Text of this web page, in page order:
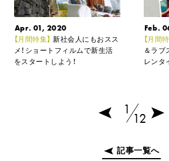
Apr. 01, 2020
【月間特集】 新社会人にもおスス
メ！ ショートフィルムで新生活
をスタートしよう！
Feb.
【月間
＆ラブ
レンタ
1
12
記事一覧へ